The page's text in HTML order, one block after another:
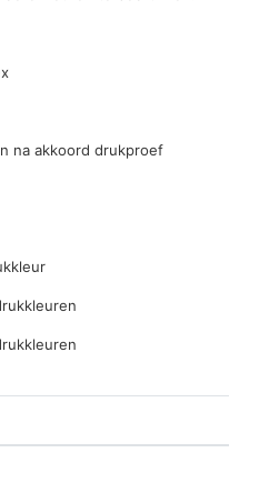
na akkoord drukproef